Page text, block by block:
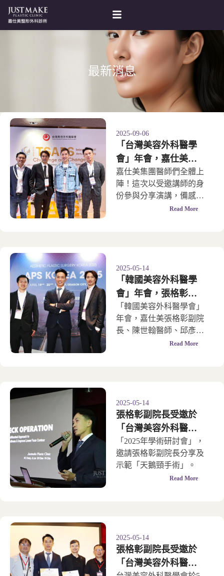
最新消息
2025-09-06
「台灣美容外科醫學
會」年會，嘉仕美集
團醫師們集體上陣！
嘉仕美集團醫師們全體上
陣！這次以受邀講師的身
份參與分享演講，備感榮
Read More
2025-05-14
「韓國美容外科醫學
會」年會，張格彰副
院長受邀分享「天鵝
頸成形術」
「韓國美容外科醫學會」
年會，嘉仕美張格彰副院
長、陳世翰醫師、邱彥豪
醫師也受邀參與Read More
2025-05-14
張格彰副院長受邀於
「台灣美容外科醫學
會」學術研討會分享
天鵝頸成形術
「2025年學術研討會」，
邀請張格彰副院長分享及
示範「天鵝頸手術」。
Read More
2025-05-14
張格彰副院長受邀於
「台灣美容外科醫學